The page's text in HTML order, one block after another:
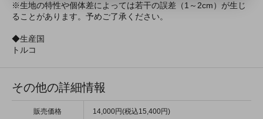
※生地の特性や個体差によっては若干の誤差（1～2cm）が生じ
ることがあります。予めご了承ください。
◆生産国
トルコ
その他の詳細情報
販売価格 14,000円(税込15,400円)